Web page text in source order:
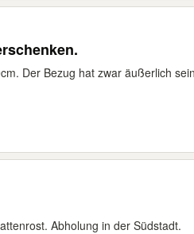
Der Bezug hat zwar äußerlich
Abholung in der Südstadt.